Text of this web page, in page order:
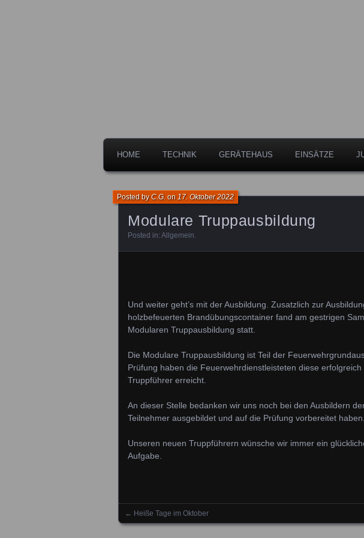
HOME TECHNIK GERÄTEHAUS EINSÄTZE
Modulare Truppausbildung
Posted byC.G. on17. Oktober 2022
Posted in: Allgemein.
Und weiter geht’s mit der Ausbildung. Zusatzlich zur
holzbefeuerten Brandübungscontainer fand am gestrigen
Modularen Truppausbildung statt.
Die Modulare Truppausbildung ist Teil der
Prüfung haben die Feuerwehrdienstleisteten diese
Truppführer erreicht.
An dieser Stelle bedanken wir uns noch bei den Ausbildern
Teilnehmer ausgebildet und auf die Prüfung vorbereitet haben.
Unseren neuen Truppführern wünsche wir immer ein
Aufgabe.
Posts navigation
← Heiße Tage im Oktober